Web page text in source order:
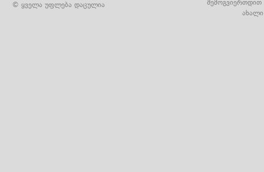
© ყველა უფლება დაცულია
შემოგვიერთდით
ახალი